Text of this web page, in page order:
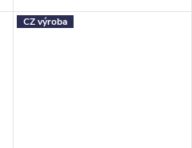
CZ výroba